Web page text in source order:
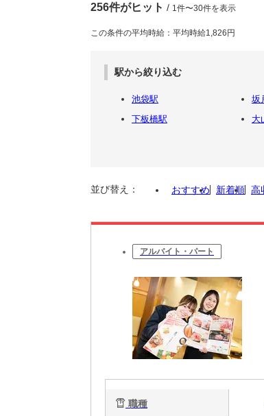
256件がヒット / 1件〜30件を表示
この条件の平均時給：平均時給1,826円
駅から絞り込む
池袋駅 坂
下板橋駅
大
並び替え： おすすめ 新着順 高
アルバイト・パート
職種